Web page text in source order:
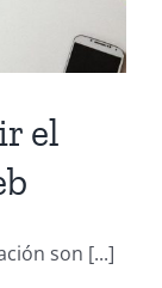
el
son [...]